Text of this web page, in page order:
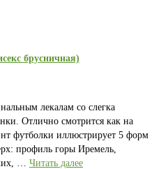
брусничная)
лекалам со слегка
Отлично смотрится как на
футболки иллюстрирует 5 форм
профиль горы Иремель,
… Читать далее